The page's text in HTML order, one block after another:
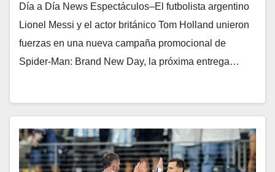
Día a Día News Espectáculos–El futbolista argentino
Lionel Messi y el actor británico Tom Holland unieron
fuerzas en una nueva campaña promocional de
Spider-Man: Brand New Day, la próxima entrega…